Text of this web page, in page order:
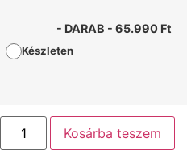
- DARAB - 65.990 Ft
Készleten
Kosárba teszem